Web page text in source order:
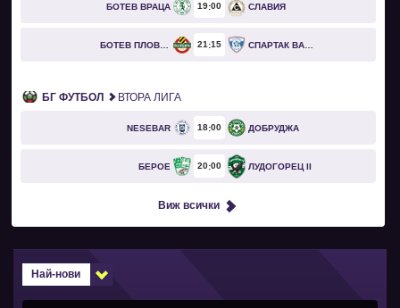
БОТЕВ ВРАЦА 19 00 СЛАВИЯ
БОТЕВ ПЛОВДИВ 21 15 СПАРТАК ВАРНА
БГ ФУТБОЛ ВТОРА ЛИГА
NESEBAR 18 00 ДОБРУДЖА
БЕРОЕ 20 00 ЛУДОГОРЕЦ II
Виж всички
Най-нови